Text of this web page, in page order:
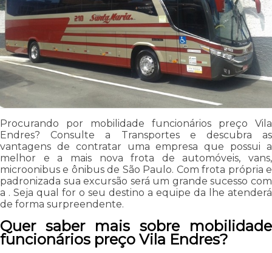
Procurando por mobilidade funcionários preço Vila
Endres? Consulte a Transportes e descubra as
vantagens de contratar uma empresa que possui a
melhor e a mais nova frota de automóveis, vans,
microonibus e ônibus de São Paulo. Com frota própria e
padronizada sua excursão será um grande sucesso com
a . Seja qual for o seu destino a equipe da lhe atenderá
de forma surpreendente.
Quer saber mais sobre mobilidade
funcionários preço Vila Endres?